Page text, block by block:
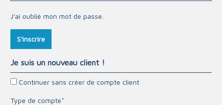
J'ai oublié mon mot de passe.
S'inscrire
Je suis un nouveau client !
Continuer sans créer de compte client
Type de compte*